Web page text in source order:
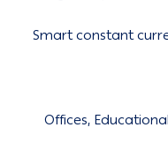
Smart constant
Offices,